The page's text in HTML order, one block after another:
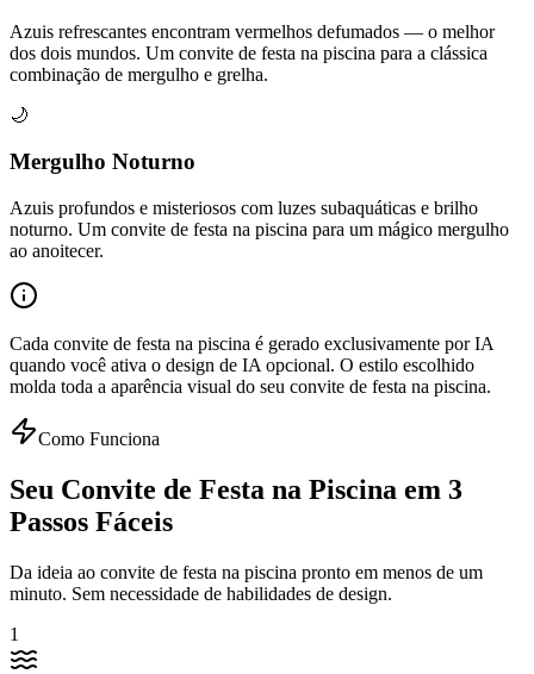
Azuis refrescantes encontram vermelhos defumados — o melhor
dos dois mundos. Um convite de festa na piscina para a clássica
combinação de mergulho e grelha.
🌙
Mergulho Noturno
Azuis profundos e misteriosos com luzes subaquáticas e brilho
noturno. Um convite de festa na piscina para um mágico mergulho
ao anoitecer.
Cada convite de festa na piscina é gerado exclusivamente por IA
quando você ativa o design de IA opcional. O estilo escolhido
molda toda a aparência visual do seu convite de festa na piscina.
Como Funciona
Seu Convite de Festa na Piscina em 3
Passos Fáceis
Da ideia ao convite de festa na piscina pronto em menos de um
minuto. Sem necessidade de habilidades de design.
1